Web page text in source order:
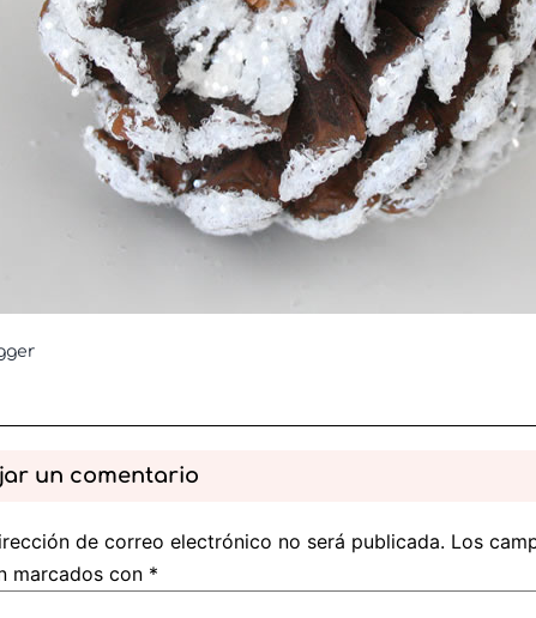
un comentario
de correo electrónico no será publicada. Los
marcados con *